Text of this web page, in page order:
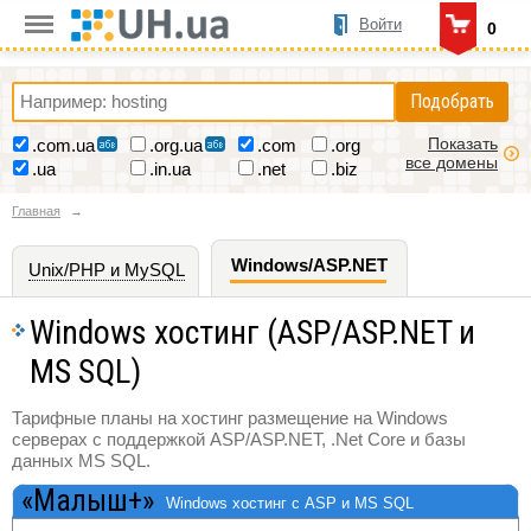
0
Войти
Подобрать
.com.ua .org.ua .com
.org
.ua
.in.ua .net .biz
Показать
все домены
Главная
Unix/PHP и MySQL Windows/ASP.NET
Windows хостинг (ASP/ASP.NET и
MS SQL)
Тарифные планы на хостинг размещение на Windows
серверах с поддержкой ASP/ASP.NET, .Net Core и базы
данных MS SQL.
Windows хостинг с ASP и MS SQL
«Малыш+»